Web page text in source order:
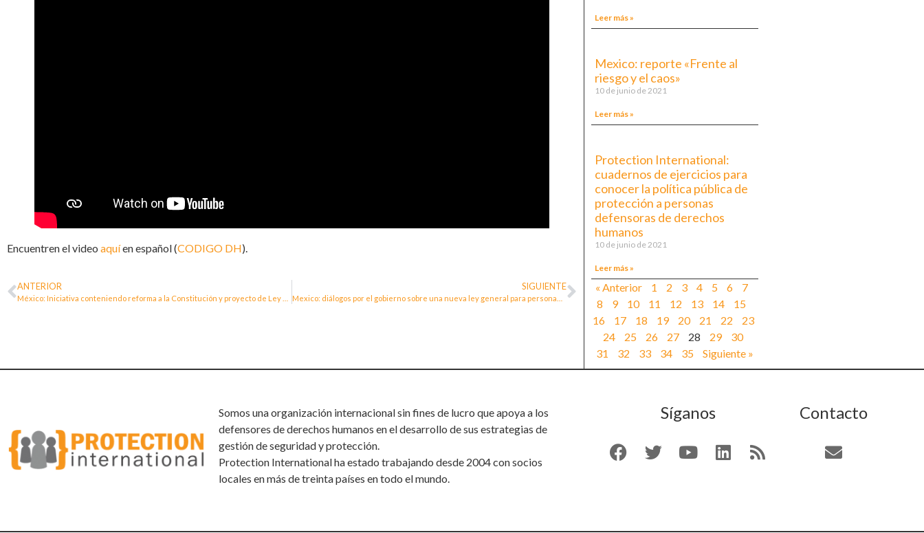
Encuentren el video aquíen español (CODIGO DH).
ANTERIOR SIGUIENTE
Leer más »
Mexico: reporte «Frente al
riesgo y el caos»
10 de junio de 2021
Leer más »
Protection International:
cuadernos de ejercicios para
conocer la política pública de
protección a personas
defensoras de derechos
humanos
10 de junio de 2021
Leer más »
« Anterior 1 2 3 4 5 6
7
8
9 10 11 12 13 14
15
16
17 18 19 20 21 22
23
24
25 26 27 28 29
30
31
32 33 34 35 Siguiente »
Somos una organización internacional sin fines de lucro que apoya a los
defensores de derechos humanos en el desarrollo de sus estrategias de
gestión de seguridad y protección.
Protection International ha estado trabajando desde 2004 con socios
locales en más de treinta países en todo el mundo.
Síganos Contacto